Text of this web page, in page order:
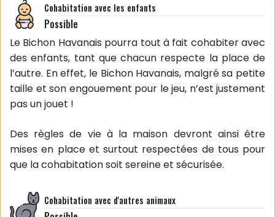
Cohabitation avec les enfants
Possible
Le Bichon Havanais pourra tout à fait cohabiter avec
des enfants, tant que chacun respecte la place de
l’autre. En effet, le Bichon Havanais, malgré sa petite
taille et son engouement pour le jeu, n’est justement
pas un jouet !
Des règles de vie à la maison devront ainsi être
mises en place et surtout respectées de tous pour
que la cohabitation soit sereine et sécurisée.
Cohabitation avec d'autres animaux